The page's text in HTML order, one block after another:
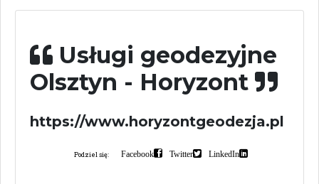
Usługi geodezyjne
Olsztyn - Horyzont
https://www.horyzontgeodezja.pl
Podziel się: Facebook Twitter LinkedIn